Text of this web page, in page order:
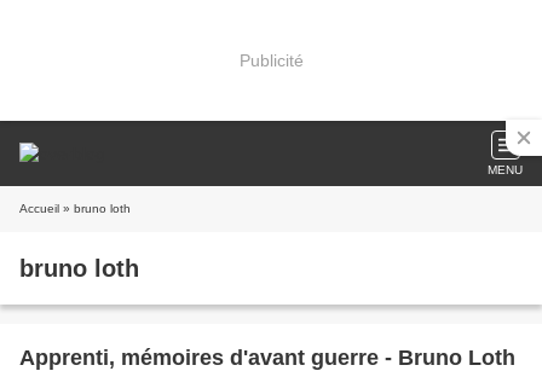
Publicité
MENU
Accueil » bruno loth
bruno loth
Apprenti, mémoires d'avant guerre - Bruno Loth